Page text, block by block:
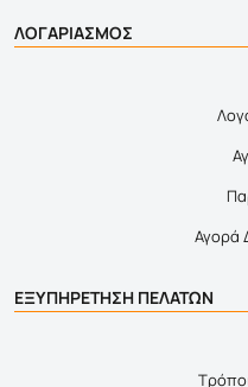
ΛΟΓΑΡΙΑΣΜΟΣ
Αγορά
ΕΞΥΠΗΡΕΤΗΣΗ ΠΕΛΑΤΩΝ